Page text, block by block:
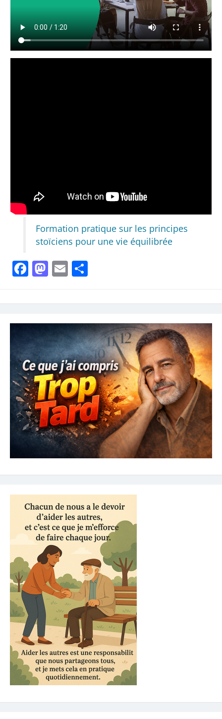
Formation pratique sur les principes
stoïciens pour une vie équilibrée
Facebook
Mastodon
Email